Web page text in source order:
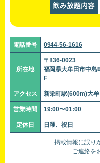
飲み放題内容
電話番号 0944-56-1616
所在地
〒836-0023
福岡県大牟田市中島
F
アクセス 新栄町駅(600m)大
営業時間 19:00〜01:00
定休日 日曜、祝日
掲載情報に誤り
ご連絡を